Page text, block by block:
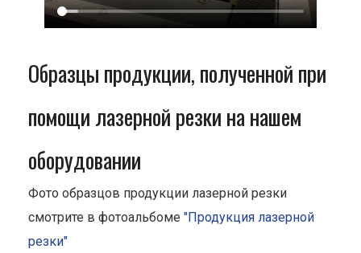
Образцы продукции, полученной при
помощи лазерной резки на нашем
оборудовании
Фото образцов продукции лазерной резки
смотрите в фотоальбоме "Продукция лазерной
резки"